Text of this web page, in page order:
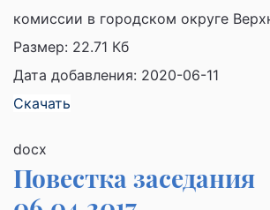
комиссии в городском округе
Размер: 22.71 Кб
Дата добавления: 2020-06-11
Скачать
docx
Повестка заседания